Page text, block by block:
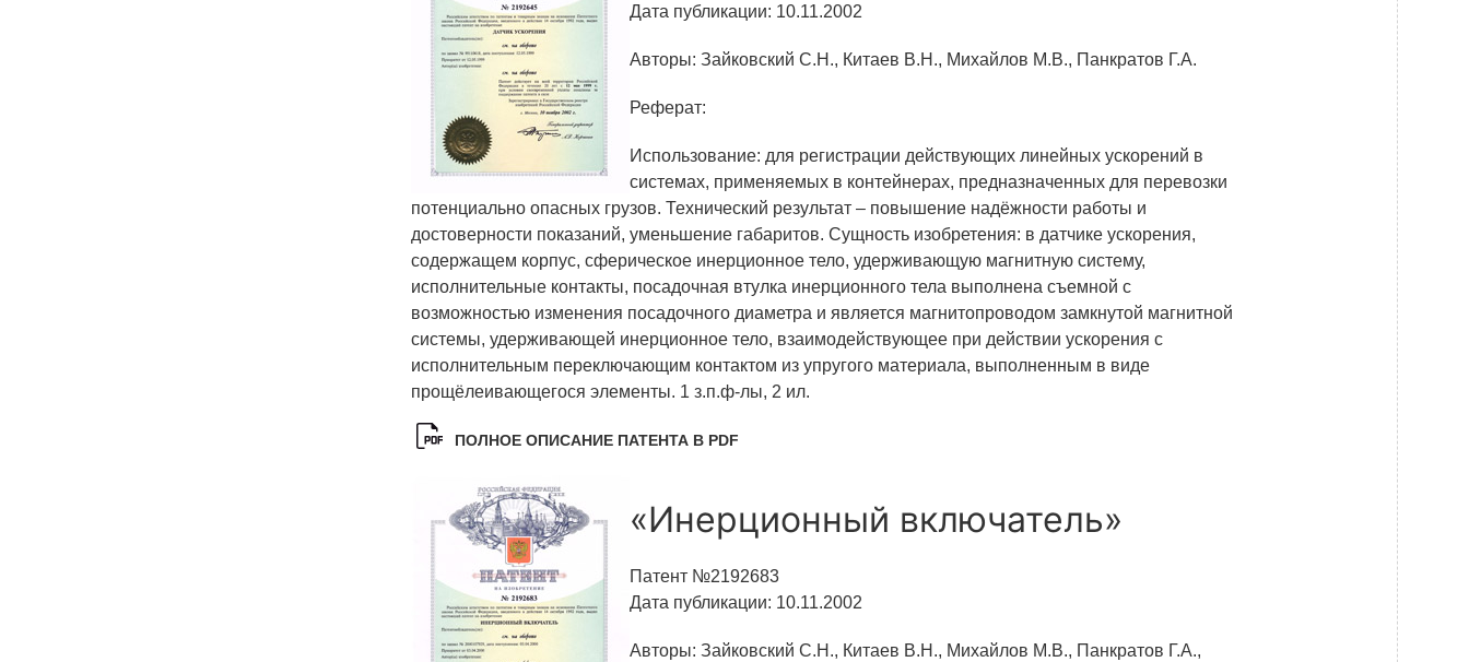
Дата публикации: 10.11.2002
Авторы: Зайковский С.Н., Китаев В.Н., Михайлов М.В., Панкратов Г.А.
Реферат:
Использование: для регистрации действующих линейных ускорений в
системах, применяемых в контейнерах, предназначенных для перевозки
потенциально опасных грузов. Технический результат – повышение надёжности работы и
достоверности показаний, уменьшение габаритов. Сущность изобретения: в датчике ускорения,
содержащем корпус, сферическое инерционное тело, удерживающую магнитную систему,
исполнительные контакты, посадочная втулка инерционного тела выполнена съемной с
возможностью изменения посадочного диаметра и является магнитопроводом замкнутой магнитной
системы, удерживающей инерционное тело, взаимодействующее при действии ускорения с
исполнительным переключающим контактом из упругого материала, выполненным в виде
прощёлеивающегося элементы. 1 з.п.ф-лы, 2 ил.
ПОЛНОЕ ОПИСАНИЕ ПАТЕНТА В PDF
«Инерционный включатель»
Патент №2192683
Дата публикации: 10.11.2002
Авторы: Зайковский С.Н., Китаев В.Н., Михайлов М.В., Панкратов Г.А.,